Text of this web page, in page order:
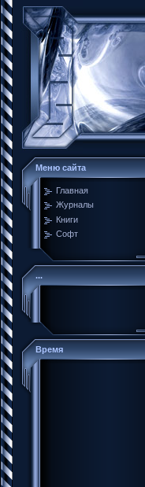
Меню сайта
Главная
Журналы
Книги
Софт
...
Время